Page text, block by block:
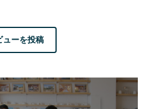
ューを投稿